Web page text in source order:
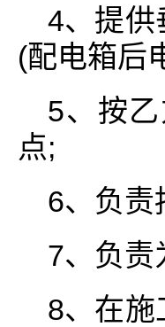
4、提供
(配电箱后
5、按
点;
6、负责
7、负责
8、在施